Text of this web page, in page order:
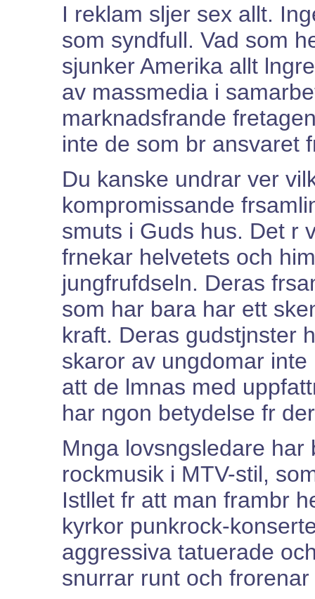
I reklam sljer sex allt.
som syndfull. Vad som
sjunker Amerika allt
av massmedia i
marknadsfrande
inte de som br ansvaret
Du kanske undrar ver
kompromissande
smuts i Guds hus. Det r
frnekar helvetets och
jungfrufdseln. Deras
som har bara har ett
kraft. Deras gudstjnster
skaror av ungdomar
att de lmnas med
har ngon betydelse fr
Mnga lovsngsledare har
rockmusik i MTV-stil,
Istllet fr att man frambr
kyrkor punkrock-
aggressiva tatuerade
snurrar runt och